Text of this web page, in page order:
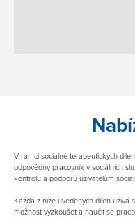
V rámci sociálně terapeutických
odpovědný pracovník v sociálních
kontrolu a podporu uživatelům
Každá z níže uvedených dílen užívá
možnost vyzkoušet a naučit se